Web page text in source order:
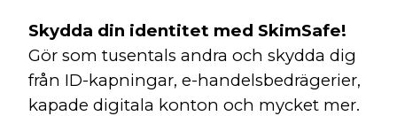
Skydda din identitet med SkimSafe!
Gör som tusentals andra och skydda dig
från ID-kapningar, e-handelsbedrägerier,
kapade digitala konton och mycket mer.